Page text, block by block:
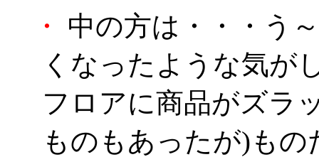
・
中の方は・・・う
くなったような気が
フロアに商品がズラ
ものもあったが)も